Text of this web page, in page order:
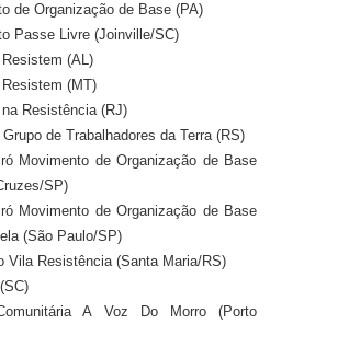
de Organização de Base (PA)
Passe Livre (Joinville/SC)
(AL)
(MT)
Resistência (RJ)
de Trabalhadores da Terra (RS)
Movimento de Organização de Base
SP)
Movimento de Organização de Base
(São Paulo/SP)
Vila Resistência (Santa Maria/RS)
A Voz Do Morro (Porto